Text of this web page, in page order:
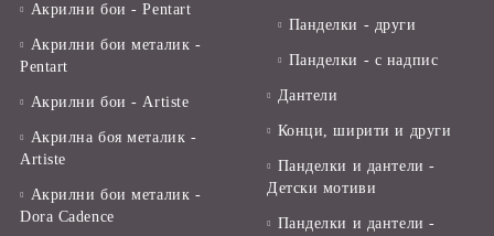
Акрилни бои - Pentart
Акрилни бои металик -
Pentart
Акрилни бои - Artiste
Акрилна боя металик -
Artiste
Акрилни бои металик -
Dora Cadence
Панделки - други
Панделки - с надпис
Дантели
Конци, ширити и други
Панделки и дантели -
Детски мотиви
Панделки и дантели -